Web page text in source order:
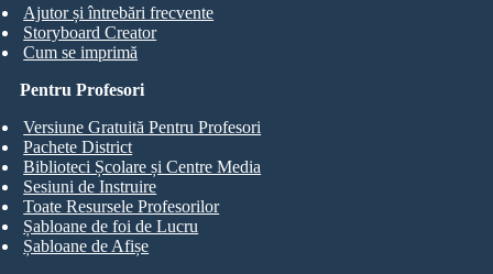
Ajutor și întrebări frecvente
Storyboard Creator
Cum se imprimă
Pentru Profesori
Versiune Gratuită Pentru Profesori
Pachete District
Biblioteci Școlare și Centre Media
Sesiuni de Instruire
Toate Resursele Profesorilor
Șabloane de foi de Lucru
Șabloane de Afișe